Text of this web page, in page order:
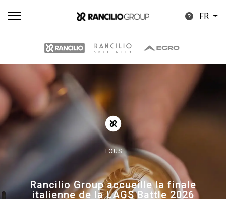
FR
TOUS
Rancilio Group accueille la finale
italienne de la LAGS Battle 2026
Produits Télécharger
Our brands